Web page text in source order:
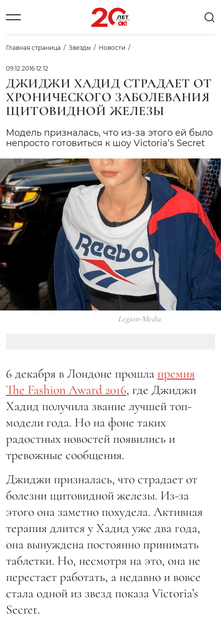
Главная страница Звезды Новости
09.12.2016 12:12
ДЖИДЖИ ХАДИД СТРАДАЕТ ОТ
ХРОНИЧЕСКОГО ЗАБОЛЕВАНИЯ
ЩИТОВИДНОЙ ЖЕЛЕЗЫ
Модель призналась, что из-за этого ей было
непросто готовиться к шоу Victoria’s Secret
Legion-Media
6 декабря в Лондоне прошла премия
The Fashion Award 2016, где Джиджи
Хадид получила звание лучшей топ-
модели года. Но на фоне таких
радостных новостей появились и
тревожные сообщения.
Джиджи призналась, что страдает от
болезни щитовидной железы. Из-за
этого она заметно похудела. Активная
терапия длится у Хадид уже два года,
она вынуждена постоянно принимать
таблетки. Но, несмотря на это, она не
перестает работать, а недавно и вовсе
стала одной из звезд показа Victoria’s
Secret.